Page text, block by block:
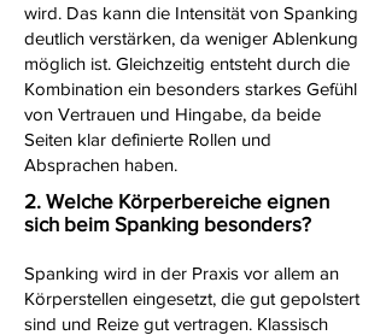
wird. Das kann die Intensität von Spanking
deutlich verstärken, da weniger Ablenkung
möglich ist. Gleichzeitig entsteht durch die
Kombination ein besonders starkes Gefühl
von Vertrauen und Hingabe, da beide
Seiten klar definierte Rollen und
Absprachen haben.
2. Welche Körperbereiche eignen
sich beim Spanking besonders?
Spanking wird in der Praxis vor allem an
Körperstellen eingesetzt, die gut gepolstert
sind und Reize gut vertragen. Klassisch